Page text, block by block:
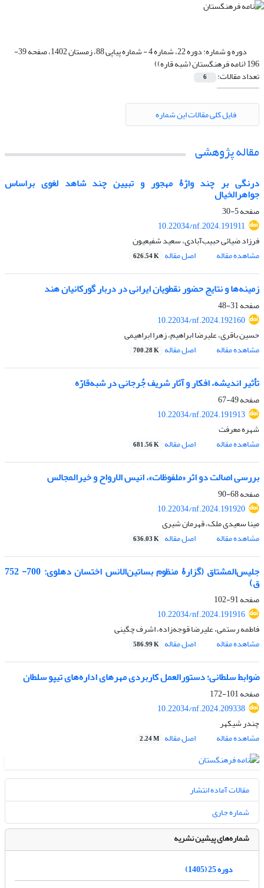
دوره و شماره: دوره 22، شماره 4 - شماره پیاپی 88، زمستان 1402، صفحه 39-
196 (نامه فرهنگستان (شبه قاره))
تعداد مقالات: 6
فایل کلی مقالات این شماره
مقاله پژوهشی
درنگی بر چند واژۀ مهجور و تبیین چند شاهد لغوی براساس
جواهرالخیال
صفحه5-30
10.22034/nf.2024.191911
فرزاد ضیائی حبیب‌آبادی، سعید شفیعیون
مشاهده مقاله
اصل مقاله 626.54 K
زمینه‌ها و نتایج حضور نقطویان ایرانی در دربار گورکانیان هند
صفحه31-48
10.22034/nf.2024.192160
حسین باقری، علیرضا ابراهیم، زهرا ابراهیمی
مشاهده مقاله
اصل مقاله 700.28 K
تأثیر اندیشه، افکار و آثار شریف جُرجانی در شبه‌قارّه
صفحه49-67
10.22034/nf.2024.191913
شهره معرفت
مشاهده مقاله
اصل مقاله 681.56 K
بررسی اصالت دو اثر «ملفوظات»، انیس الارواح و خیرالمجالس
صفحه68-90
10.22034/nf.2024.191920
مینا سعیدی ملک، قهرمان شیری
مشاهده مقاله
اصل مقاله 636.03 K
جلیس‌المشتاق (گزارۀ منظوم بساتین‌الانس اختسان دهلوی: 700- 752
ق)
صفحه91-102
10.22034/nf.2024.191916
فاطمه رستمی، علیرضا قوجه‌زاده، اشرف چگینی
مشاهده مقاله
اصل مقاله 586.99 K
ضوابط سلطانی؛ دستورالعمل کاربردی مهرهای اداره‌های تیپو سلطان
صفحه101-172
10.22034/nf.2024.209338
چندر شیکهر
مشاهده مقاله
اصل مقاله 2.24 M
مقالات آماده انتشار
شماره جاری
شماره‌های پیشین نشریه
دوره 25 (1405)